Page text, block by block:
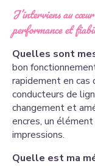
J’interviens au
performance et
Quelles sont
bon
rapidement en cas
conducteurs de
changement et
encres, un
impressions.
Quelle est ma